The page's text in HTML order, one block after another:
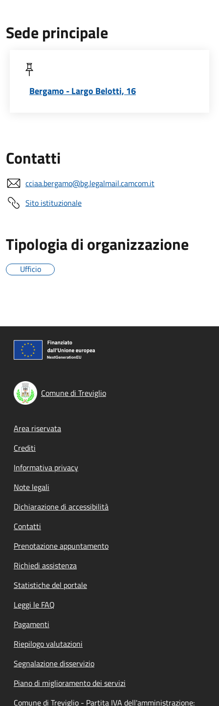
Sede principale
Bergamo - Largo Belotti, 16
Contatti
cciaa.bergamo@bg.legalmail.camcom.it
Sito istituzionale
Tipologia di organizzazione
Ufficio
Comune di Treviglio
Footer menu
Area riservata
Crediti
Informativa privacy
Note legali
Dichiarazione di accessibilità
Contatti
Prenotazione appuntamento
Richiedi assistenza
Statistiche del portale
Leggi le FAQ
Pagamenti
Riepilogo valutazioni
Segnalazione disservizio
Piano di miglioramento dei servizi
Comune di Treviglio - Partita IVA dell'amministrazione: